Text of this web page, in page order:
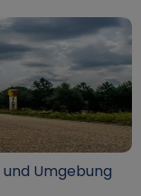
Umgebung